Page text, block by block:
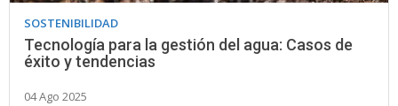
SOSTENIBILIDAD
Tecnología para la gestión del agua: Casos de
éxito y tendencias
04 Ago 2025